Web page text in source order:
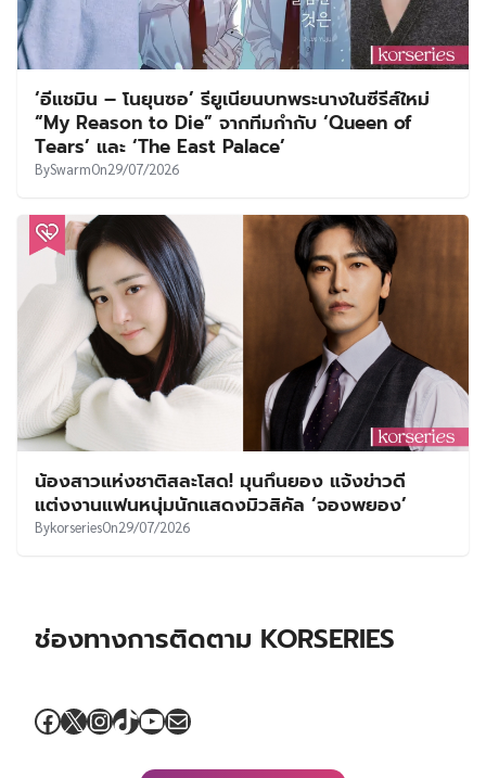
‘อีแชมิน – โนยุนซอ’ รียูเนียนบทพระนางในซีรีส์ใหม่
“My Reason to Die” จากทีมกำกับ ‘Queen of
Tears’ และ ‘The East Palace’
BySwarmOn29/07/2026
น้องสาวแห่งชาติสละโสด! มุนกึนยอง แจ้งข่าวดี
แต่งงานแฟนหนุ่มนักแสดงมิวสิคัล ‘จองพยอง’
BykorseriesOn29/07/2026
ช่องทางการติดตาม KORSERIES
Facebook
X Instagram
TikTok
YouTube
Mail